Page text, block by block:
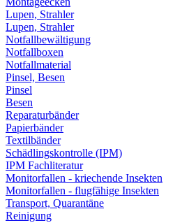
Lupen, Strahler
Lupen, Strahler
Notfallbewältigung
Notfallboxen
Notfallmaterial
Pinsel, Besen
Pinsel
Besen
Reparaturbänder
Papierbänder
Textilbänder
Schädlingskontrolle (IPM)
IPM Fachliteratur
Monitorfallen - kriechende Insekten
Monitorfallen - flugfähige Insekten
Transport, Quarantäne
Reinigung